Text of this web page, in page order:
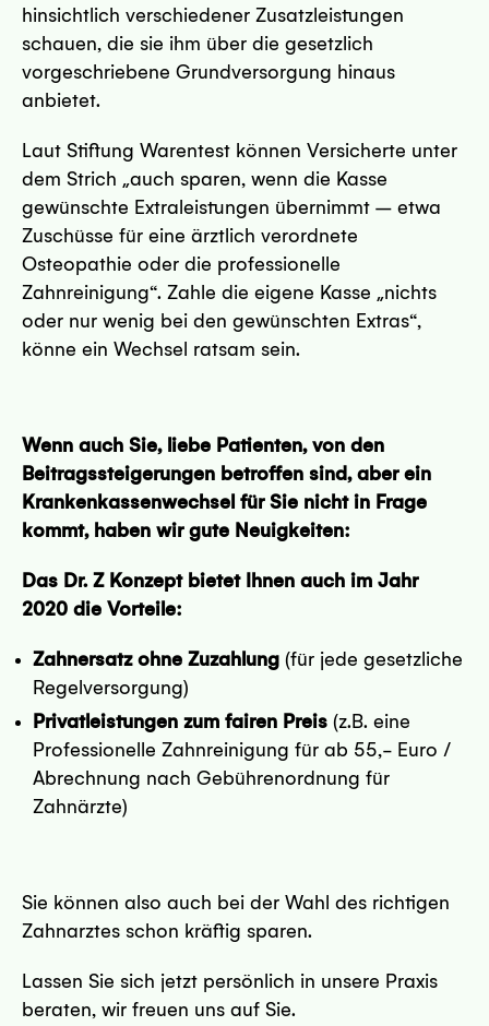
hinsichtlich verschiedener Zusatzleistungen
schauen, die sie ihm über die gesetzlich
vorgeschriebene Grundversorgung hinaus
anbietet.
Laut Stiftung Warentest können Versicherte unter
dem Strich „auch sparen, wenn die Kasse
gewünschte Extraleistungen übernimmt – etwa
Zuschüsse für eine ärztlich verordnete
Osteopathie oder die professionelle
Zahnreinigung“. Zahle die eigene Kasse „nichts
oder nur wenig bei den gewünschten Extras“,
könne ein Wechsel ratsam sein.
Wenn auch Sie, liebe Patienten, von den
Beitragssteigerungen betroffen sind, aber ein
Krankenkassenwechsel für Sie nicht in Frage
kommt, haben wir gute Neuigkeiten:
Das Dr. Z Konzept bietet Ihnen auch im Jahr
2020 die Vorteile:
Zahnersatz ohne Zuzahlung (für jede gesetzliche
Regelversorgung)
Privatleistungen zum fairen Preis (z.B. eine
Professionelle Zahnreinigung für ab 55,- Euro /
Abrechnung nach Gebührenordnung für
Zahnärzte)
Sie können also auch bei der Wahl des richtigen
Zahnarztes schon kräftig sparen.
Lassen Sie sich jetzt persönlich in unsere Praxis
beraten, wir freuen uns auf Sie.
Kassel
7-11 - 24103 Kiel
- 50672 Köln